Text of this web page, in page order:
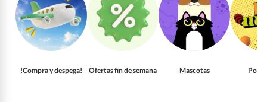
!Compra y despega! Ofertas fin de semana Mascotas